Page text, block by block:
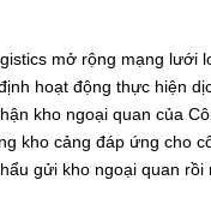
mở rộng mạng lưới
hoạt động thực hiện
kho ngoại quan của
kho cảng đáp ứng cho
gửi kho ngoại quan rồi